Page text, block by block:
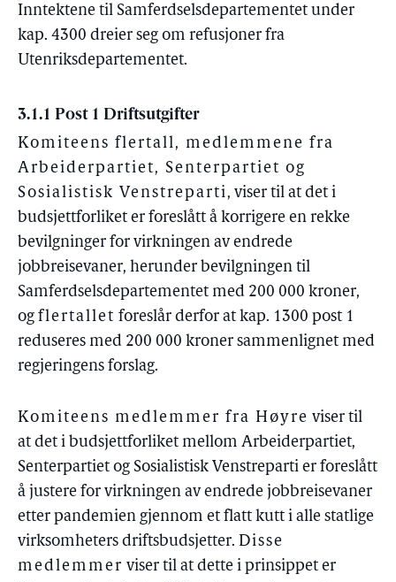
Inntektene til Samferdselsdepartementet under
kap. 4300 dreier seg om refusjoner fra
Utenriksdepartementet.
3.1.1 Post 1 Driftsutgifter
Komiteens flertall, medlemmene fra
Arbeiderpartiet, Senterpartiet og
Sosialistisk Venstreparti, viser til at det i
budsjettforliket er foreslått å korrigere en rekke
bevilgninger for virkningen av endrede
jobbreisevaner, herunder bevilgningen til
Samferdselsdepartementet med 200 000 kroner,
og flertallet foreslår derfor at kap. 1300 post 1
reduseres med 200 000 kroner sammenlignet med
regjeringens forslag.
Komiteens medlemmer fra Høyre viser til
at det i budsjettforliket mellom Arbeiderpartiet,
Senterpartiet og Sosialistisk Venstreparti er foreslått
å justere for virkningen av endrede jobbreisevaner
etter pandemien gjennom et flatt kutt i alle statlige
virksomheters driftsbudsjetter. Disse
medlemmer viser til at dette i prinsippet er